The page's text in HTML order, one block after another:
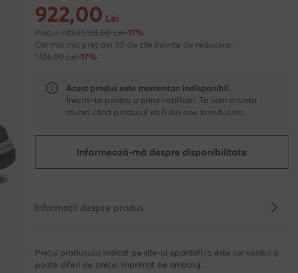
Prețul actual 922,00 Lei
922,00 Lei
Prețul inițial:1.124,00 Lei-17%
Cel mai mic preț din 30 de zile înainte de reducere:
1.124,00 Lei-17%
Acest produs este momentan indisponibil.
Înscrie-te pentru a primi notificări. Te vom anunța
atunci când produsul va fi din nou la reducere.
Informează-mă despre disponibilitate
Informații despre produs
Prețul produsului indicat pe site-ul epantofi.ro este cel valabil și
poate diferi de prețul imprimat pe ambalaj.